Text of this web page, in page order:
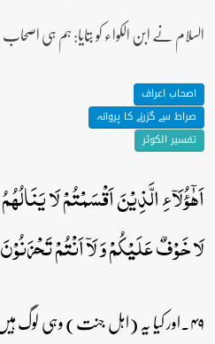
السلام نے ابن الکواء کو بتایا: ہم ہی
اصحاب اعراف
صراط سے گزرنے کا پروانہ
تفسیر الکوثر
اَہٰۤؤُلَآءِ الَّذِیۡنَ اَقۡسَمۡتُمۡ لَا
لَا خَوۡفٌ عَلَیۡکُمۡ وَ لَاۤ اَنۡتُمۡ
۴۹۔اور کیا یہ (اہل جنت) وہی